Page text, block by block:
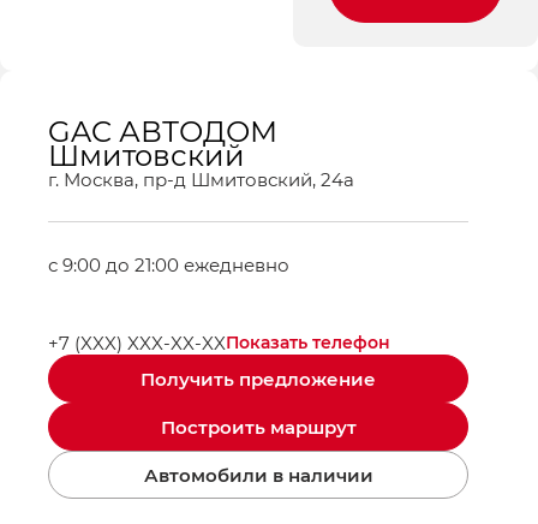
GAC АВТОДОМ
Шмитовский
г. Москва, пр-д Шмитовский, 24а
с 9:00 до 21:00 ежедневно
Показать телефон
+7 (XXX) XXX-XX-XX
Получить предложение
Построить маршрут
Автомобили в наличии